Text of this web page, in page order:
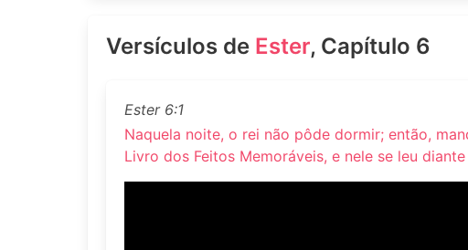
Versículos de Ester, Capítulo 6
Ester 6:1
Naquela noite, o rei não pôde dormir; então,
Livro dos Feitos Memoráveis, e nele se leu